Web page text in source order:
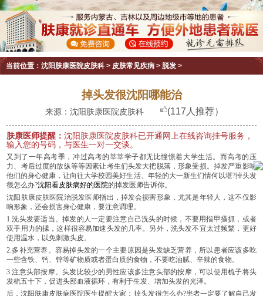
当前位置： 沈阳肤康医院皮肤科> 皮肤常见疾病> 脱发>
掉头发很沈阳哪能治
来源：沈阳肤康医院皮肤科 (117人推荐）
肤康医师提醒：沈阳肤康医院皮肤科已开通网上在线咨询挂号服务，
输入您的号码，与医生一对一交谈。
又到了一年高考季，冲过高考的莘莘学子都无比憧憬着大学生活。而高考的压
力、考后过度的放纵等等因素让考生们头发大把脱落，形象受损。掉发严重影响
他们的身心健康，让向往大学校园美好生活、年轻的大一新生们情何以堪?掉头发
很怎么办?沈阳看皮肤病好的医院的掉发医师告诉你。
沈阳肤康皮肤医院治脱发医师指出，掉发会损害形象，尤其是年轻人，这不仅影
响形象，还会损害身心健康，要注意调理。
1.洗头发要适当。掉发的人一定要注意自己洗头的时候，不要用指甲搔抓，或者
双手用力的揉，这样很容易加速头发的几率。另外，洗头发不宜太过频繁，更好
使用温水，以免刺激头皮。
2.多补充营养。容易掉头发的一个主要原因是头发缺乏营养，所以患者应该多吃
一些含铁、钙、锌等矿物质或者蛋白质的食物，不要吃油腻、辛辣的食物。
3.注意头部按摩。头发比较少的男性应该多注意头部的按摩，可以使用梳子将头
发梳五十下，促进头部血液循环，有利于生发、增加头发的光泽。
后，沈阳肤康皮肤病医院医生提醒大家：掉头发很怎么办?患者一定要了解自己发